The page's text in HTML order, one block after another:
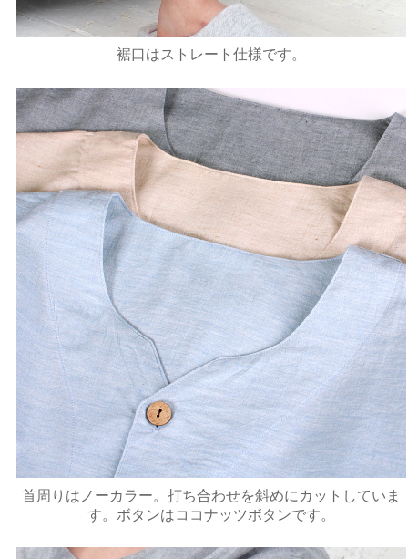
裾口はストレート仕様です。
首周りはノーカラー。打ち合わせを斜めにカットしていま
す。ボタンはココナッツボタンです。